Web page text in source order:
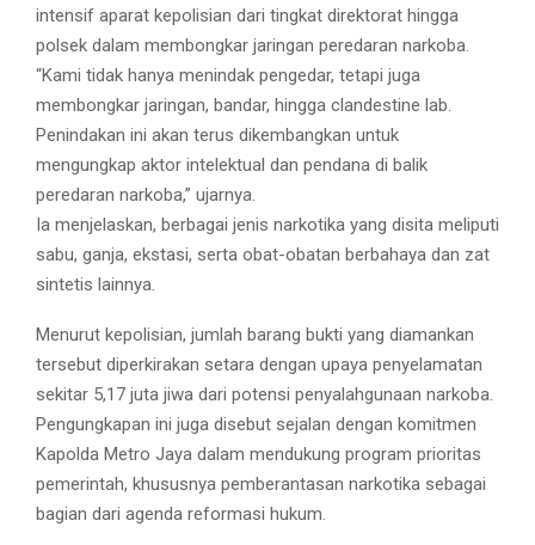
intensif aparat kepolisian dari tingkat direktorat hingga
polsek dalam membongkar jaringan peredaran narkoba.
“Kami tidak hanya menindak pengedar, tetapi juga
membongkar jaringan, bandar, hingga clandestine lab.
Penindakan ini akan terus dikembangkan untuk
mengungkap aktor intelektual dan pendana di balik
peredaran narkoba,” ujarnya.
Ia menjelaskan, berbagai jenis narkotika yang disita meliputi
sabu, ganja, ekstasi, serta obat-obatan berbahaya dan zat
sintetis lainnya.
Menurut kepolisian, jumlah barang bukti yang diamankan
tersebut diperkirakan setara dengan upaya penyelamatan
sekitar 5,17 juta jiwa dari potensi penyalahgunaan narkoba.
Pengungkapan ini juga disebut sejalan dengan komitmen
Kapolda Metro Jaya dalam mendukung program prioritas
pemerintah, khususnya pemberantasan narkotika sebagai
bagian dari agenda reformasi hukum.